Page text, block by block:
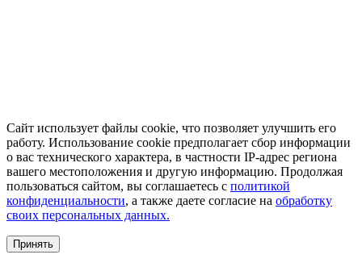
Сайт использует файлы cookie, что позволяет улучшить его
работу. Использование cookie предполагает сбор информации
о вас технического характера, в частности IP-адрес региона
вашего местоположения и другую информацию. Продолжая
пользоваться сайтом, вы соглашаетесь с политикой
конфиденциальности, а также даете согласие на обработку
своих персональных данных.
Принять